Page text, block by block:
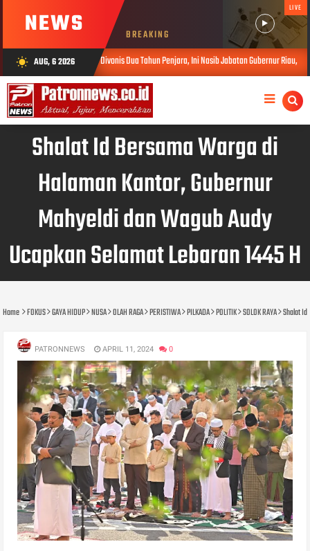
NEWS BREAKING
LIVE
wb_sunny AUG, 6 2026
Divonis Dua Tahun Penjara, Ini Nasib Jabatan Gubernur Riau, Abdul Wahid, Menurut Hukum
Shalat Id Bersama Warga di
Halaman Kantor, Gubernur
Mahyeldi dan Wagub Audy
Ucapkan Selamat Lebaran 1445 H
Home FOKUS GAYA HIDUP NUSA OLAH RAGA PERISTIWA PILKADA POLITIK SOLOK RAYA Shalat Id
PATRONNEWS APRIL 11, 2024 0